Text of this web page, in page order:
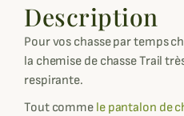
Description
Pour vos chasse par temps
la chemise de chasse Trail
respirante.
Tout comme le pantalon de